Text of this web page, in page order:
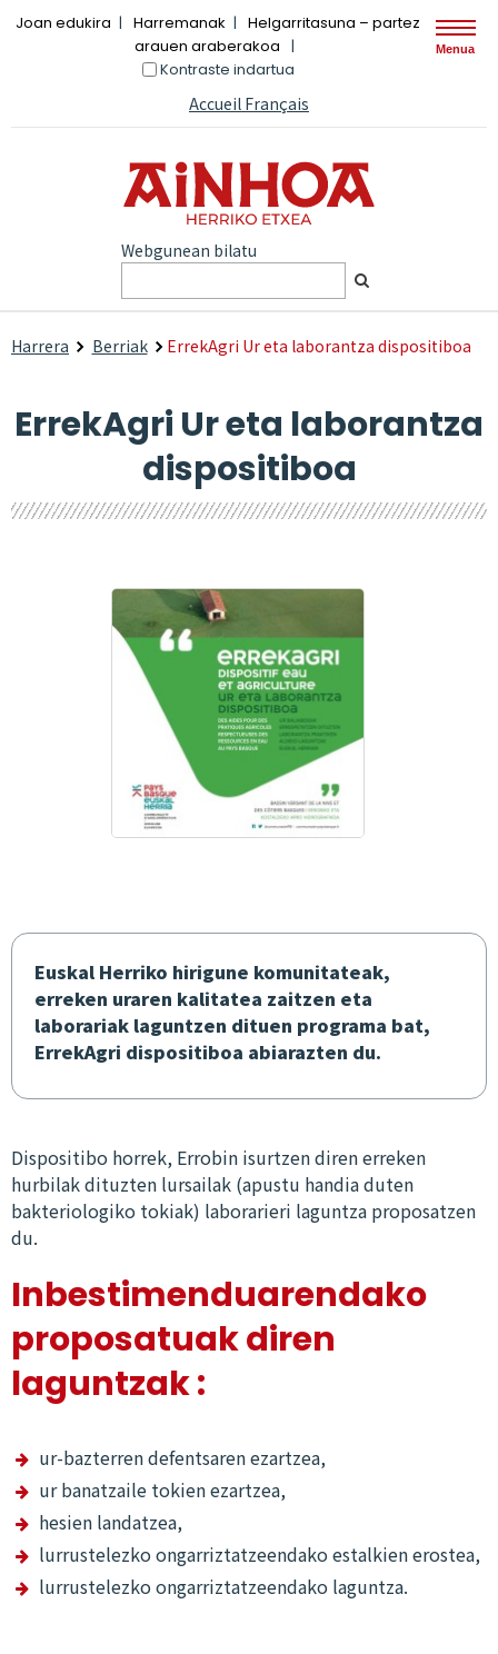
Joan edukira Harremanak
Helgarritasuna – partez
arauen araberakoa
Kontraste indartua
Accueil Français
Webgunean bilatu
Menua
Harrera Berriak ErrekAgri Ur eta laborantza dispositiboa
ErrekAgri Ur eta laborantza
dispositiboa
Euskal Herriko hirigune komunitateak,
erreken uraren kalitatea zaitzen eta
laborariak laguntzen dituen programa bat,
ErrekAgri dispositiboa abiarazten du.
Dispositibo horrek, Errobin isurtzen diren erreken
hurbilak dituzten lursailak (apustu handia duten
bakteriologiko tokiak) laborarieri laguntza proposatzen
du.
Inbestimenduarendako
proposatuak diren
laguntzak :
ur-bazterren defentsaren ezartzea,
ur banatzaile tokien ezartzea,
hesien landatzea,
lurrustelezko ongarriztatzeendako estalkien erostea,
lurrustelezko ongarriztatzeendako laguntza.